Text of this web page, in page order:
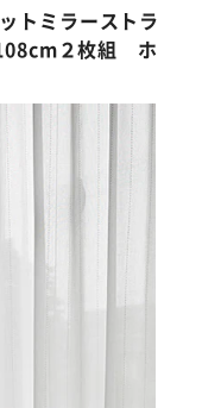
トミラーストラ
２枚組 ホ
入手続きへ